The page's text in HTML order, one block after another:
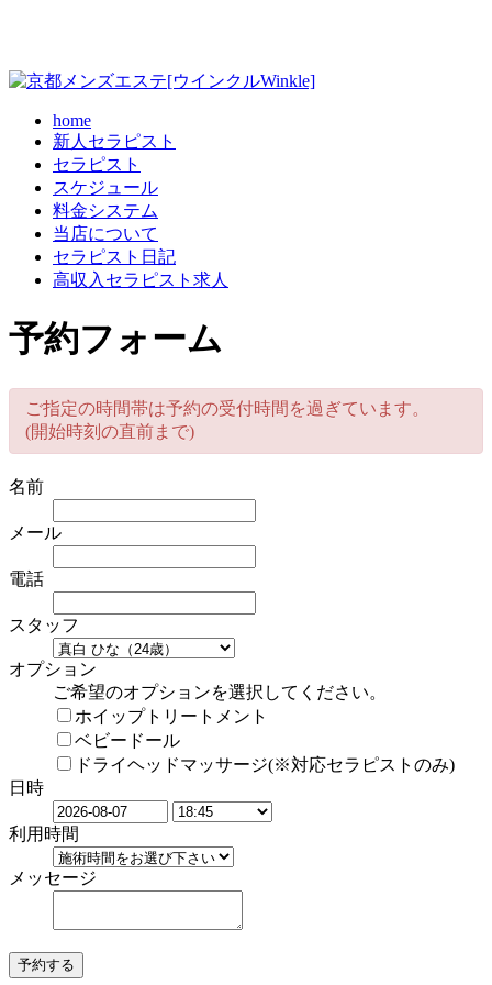
home
新人セラピスト
セラピスト
スケジュール
料金システム
当店について
セラピスト日記
高収入セラピスト求人
予約フォーム
ご指定の時間帯は予約の受付時間を過ぎています。
(開始時刻の直前まで)
名前
メール
電話
スタッフ
オプション
ご希望のオプションを選択してください。
ホイップトリートメント
ベビードール
ドライヘッドマッサージ(※対応セラピストのみ)
日時
利用時間
メッセージ